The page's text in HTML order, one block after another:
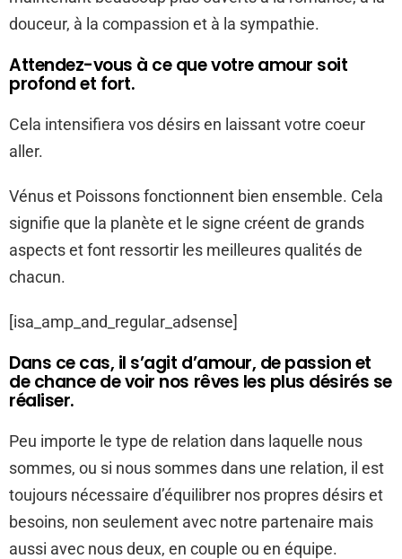
douceur, à la compassion et à la sympathie.
Attendez-vous à ce que votre amour soit
profond et fort.
Cela intensifiera vos désirs en laissant votre coeur
aller.
Vénus et Poissons fonctionnent bien ensemble. Cela
signifie que la planète et le signe créent de grands
aspects et font ressortir les meilleures qualités de
chacun.
[isa_amp_and_regular_adsense]
Dans ce cas, il s’agit d’amour, de passion et
de chance de voir nos rêves les plus désirés se
réaliser.
Peu importe le type de relation dans laquelle nous
sommes, ou si nous sommes dans une relation, il est
toujours nécessaire d’équilibrer nos propres désirs et
besoins, non seulement avec notre partenaire mais
aussi avec nous deux, en couple ou en équipe.